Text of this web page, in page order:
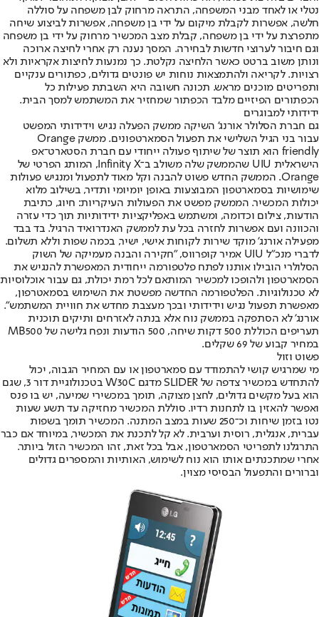
נטלי או לאחד מבני המשפחה, התראה מרחוק לבן משפחה על סוללה
חלשה, אפשרות לקבלת מיקום על ידי בן משפחה, אפשרות לביצוע שיחה
מתפרצת על ידי בן משפחה, קבלת מצב המכשיר מרחוק על ידי בן משפחה
וגם חיבור לערוצי חדשות לבחירה. המסך נענה רק אחרי לחיצה ארוכה
ונותן משוב ברטט כאשר הלחיצה נקלטת. כך נמנעות לחיצות אקראיות ולא
רצויות. לקריאה ולהתמצאות נוחות יש פונטים גדולים, כפתורים ענקיים
ותפריטים מוכנים מראש. תכונה חשובה היא השבתת פעילות כל
הכפתורים הפיזיים מלבד הכפתור שמחזיר את המשתמש למסך הבית.
ידידותי למבוגרים
גם חברת הסלולר אורנג' השיקה ממשק הפעלה נגיש וידידותי המפשט
עבור בני הגיל השלישי את תפעול הסמארטפונים. ממשק Orange
friendly הוא תוצר של שיתוף פעולה ייחודי עם חברת הסטארט־אפ
הישראלית UIU שהממשק שלה משולב ב־Infinity X, המותג הפרטי של
Orange. הממשק החדש פשוט להבנה וקל מאוד לתפעול ומנגיש פעולות
שימושיות בסמארטפון המבוצעות באופן יומיומי ותדיר, בשילוב מלוא
יכולות המכשיר. הממשק מפשט את הפעולות העיקריות: חיוג, כתיבת
הודעות, צילום וכדומה, ומשתמש באפליקציות ידידותיות תוך כדי עזרה
והכוונה ועם אפשרות לחזרה בכל עת לממשק האנדרואיד הרגיל. בד בבד
מפעילה אורנג' מוקד שירות לקוחות אישי, ישיר, בכמה שפות וללא תשלום.
לדברי מנכ"ל UIU אמיר קופרווס, "חקירה והבנה מעמיקה של השוק
הסלולרי הובילו אותנו לפתח פלטפורמה ייחודית המאפשרת להנגיש את
הסמארטפון ולהופכו למכשיר המותאם לכל רמת יכולת, גם עבור אוכלוסיות
לא טכנולוגיות. הפלטפורמה החדשה מפשטת את השימוש בסמאטרפון,
מאפשרת תפעול נגיש וידידותי ובכך מעצבת מחדש את חוויית המשתמש".
אורנג' לא הסתפקה בממשק נוח אלא בנתה לאזרחים ותיקים תוכנית
תעריפים הכוללת 500 דקות שיחה, 500 הודעות ונפח גלישה של MB500
במחיר קבוע של 69 שקלים.
פשוט וזול
מי שמרגיש קושי להתמודד עם סמארטפון או עם המחיר הגבוה, יכול
להתחדש במכשיר צדפה של SLIDER מדגם W30C בטכנולוגיית דור 3, שגם
הוא בעל מקשים גדולים, לחצן מצוקה, תומך במכשירי שמיעה, יש בו פנס
ואפשר להאזין בו לתחנות רדיו. סוללת המכשיר מחזיקה עד תשע שעות
נטו בזמן שיחות וכ־250 שעות במצב המתנה. המכשיר תומך בשפות
עברית, אנגלית, רוסית וערבית. לא קל לתכנת את המכשיר, במיוחד אם כבר
התרגלנו לתפריטי הסמארטפון, אבל בכל זאת, זהו המכשיר הזול ביותר.
אחרי שמתכנתים אותו הוא נוח לשימוש, האותיות והמספרים גדולים
וברורים והתפעול הבסיסי מצוין.